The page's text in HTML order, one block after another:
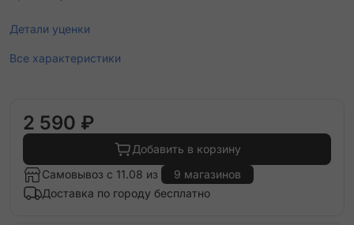
Детали уценки
Все характеристики
2 590 ₽
Добавить в корзину
Самовывоз с 11.08 из
9 магазинов
Доставка по городу бесплатно